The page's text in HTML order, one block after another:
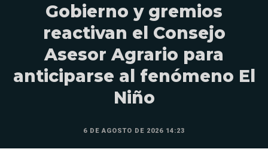
Gobierno y gremios
reactivan el Consejo
Asesor Agrario para
anticiparse al fenómeno El
Niño
6 DE AGOSTO DE 2026 14:23